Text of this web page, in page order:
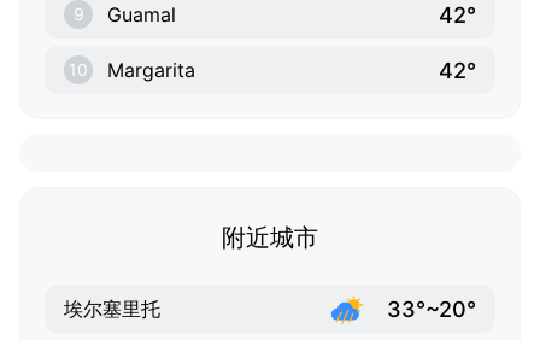
9 Guamal 42°
10 Margarita 42°
附近城市
埃尔塞里托 33°~20°